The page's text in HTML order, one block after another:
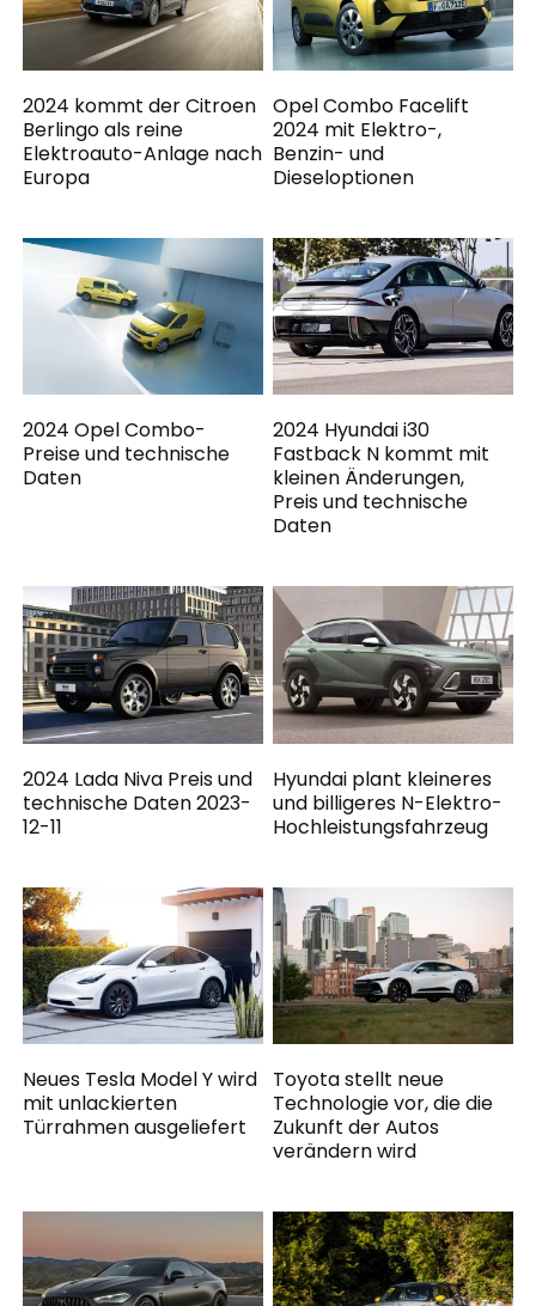
2024 kommt der Citroen
Berlingo als reine
Elektroauto-Anlage nach
Europa
Opel Combo Facelift
2024 mit Elektro-,
Benzin- und
Dieseloptionen
2024 Opel Combo-
Preise und technische
Daten
2024 Hyundai i30
Fastback N kommt mit
kleinen Änderungen,
Preis und technische
Daten
2024 Lada Niva Preis und
technische Daten 2023-
12-11
Hyundai plant kleineres
und billigeres N-Elektro-
Hochleistungsfahrzeug
Neues Tesla Model Y wird
mit unlackierten
Türrahmen ausgeliefert
Toyota stellt neue
Technologie vor, die die
Zukunft der Autos
verändern wird